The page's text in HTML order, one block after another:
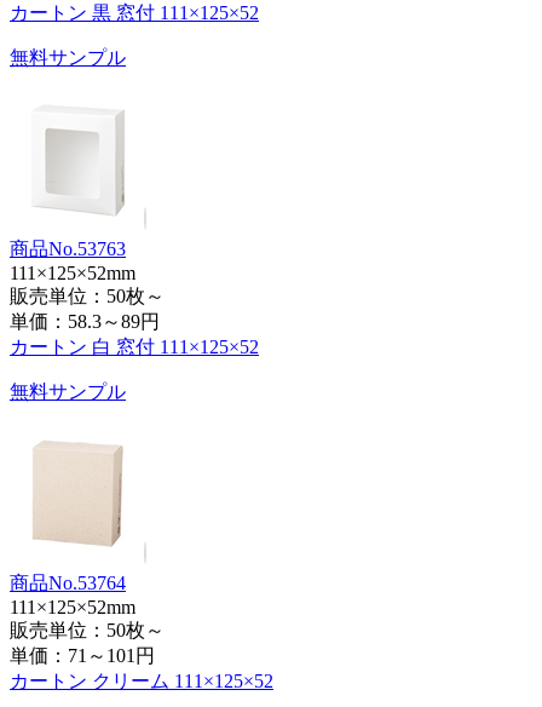
カートン 黒 窓付 111×125×52
無料サンプル
商品No.53763
111×125×52mm
販売単位：50枚～
単価： 58.3～89円
カートン 白 窓付 111×125×52
無料サンプル
商品No.53764
111×125×52mm
販売単位：50枚～
単価： 71～101円
カートン クリーム 111×125×52